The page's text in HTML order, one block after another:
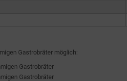
Gastrobräter möglich:
Gastrobräter
Gastrobräter